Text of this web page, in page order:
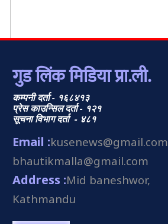
गुड लिंक मिडिया प्रा.ली.
कम्पनी दर्ता - १६८४१३
प्रेस काउन्सिल दर्ता - १२१
सूचना विभाग दर्ता - ४८१
Email :kusenews@gmail.com
bhautikmalla@gmail.com
Address :Mid baneshwor,
Kathmandu